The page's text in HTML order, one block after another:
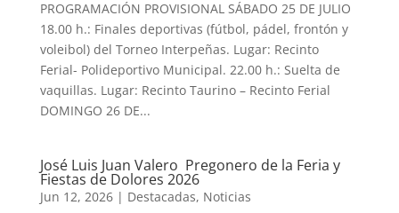
PROGRAMACIÓN PROVISIONAL SÁBADO 25 DE JULIO
18.00 h.: Finales deportivas (fútbol, pádel, frontón y
voleibol) del Torneo Interpeñas. Lugar: Recinto
Ferial- Polideportivo Municipal. 22.00 h.: Suelta de
vaquillas. Lugar: Recinto Taurino – Recinto Ferial
DOMINGO 26 DE...
José Luis Juan Valero Pregonero de la Feria y
Fiestas de Dolores 2026
Jun 12, 2026| Destacadas, Noticias